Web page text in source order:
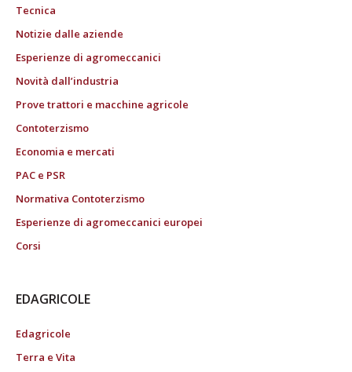
Tecnica
Notizie dalle aziende
Esperienze di agromeccanici
Novità dall’industria
Prove trattori e macchine agricole
Contoterzismo
Economia e mercati
PAC e PSR
Normativa Contoterzismo
Esperienze di agromeccanici europei
Corsi
EDAGRICOLE
Edagricole
Terra e Vita